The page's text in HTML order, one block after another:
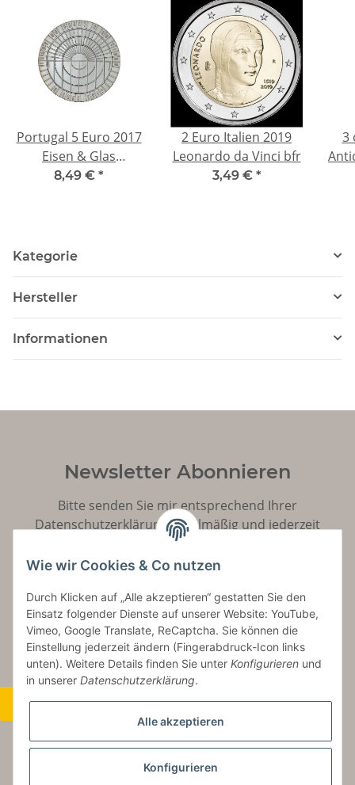
Portugal 5 Euro 2017
Eisen & Glas
Architektur
8,49 € *
2 Euro Italien 2019
Leonardo da Vinci bfr
3,49 € *
3
Kategorie
Hersteller
Informationen
Newsletter Abonnieren
Bitte senden Sie mir entsprechend Ihrer
Datenschutzerklärungregelmäßig und jederzeit
widerruflich Informationen zu Ihrem Produktsortiment
per E-Mail zu.
Abonnieren
Widerrufsbutton
Wie wir Cookies & Co nutzen
Durch Klicken auf „Alle akzeptieren“ gestatten Sie den
Einsatz folgender Dienste auf unserer Website: YouTube,
Vimeo, Google Translate, ReCaptcha. Sie können die
Einstellung jederzeit ändern (Fingerabdruck-Icon links
unten). Weitere Details finden Sie unter Konfigurieren und
in unserer Datenschutzerklärung.
Alle akzeptieren
Konfigurieren